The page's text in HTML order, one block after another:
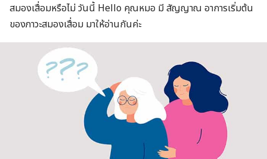
สมองเสื่อมหรือไม่ วันนี้ Hello คุณหมอ มี สัญญาณ อาการเริ่มต้น
ของภาวะสมองเสื่อม มาให้อ่านกันค่ะ